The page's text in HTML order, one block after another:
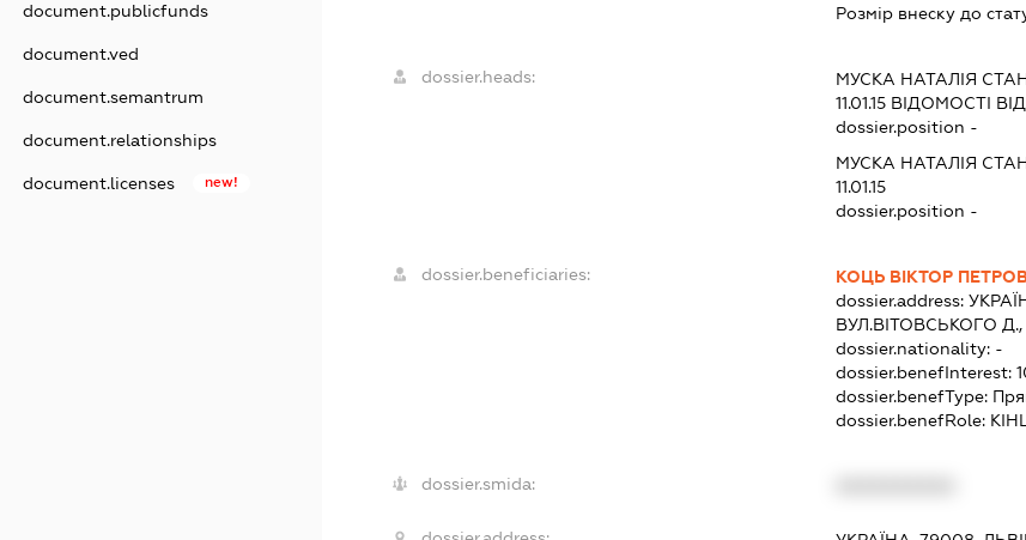
document.publicfunds
document.ved
document.semantrum
document.relationships
document.licenses new!
Розмір внеску до
dossier.heads: МУСКА НАТАЛІЯ
11.01.15ВІДОМОСТІ
dossier.position -
МУСКА НАТАЛІЯ
11.01.15
dossier.position -
dossier.beneficiaries:
КОЦЬ ВІКТОР
dossier.address:
ВУЛ.ВІТОВСЬКОГО
dossier.nationality: -
dossier.benefInterest:
dossier.benefType:
dossier.benefRole:
dossier.smida: